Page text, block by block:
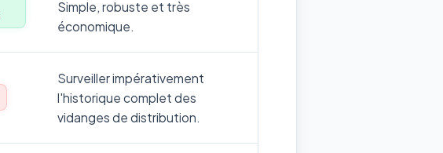
Simple, robuste et très
économique.
Surveiller impérativement
l'historique complet des
vidanges de distribution.